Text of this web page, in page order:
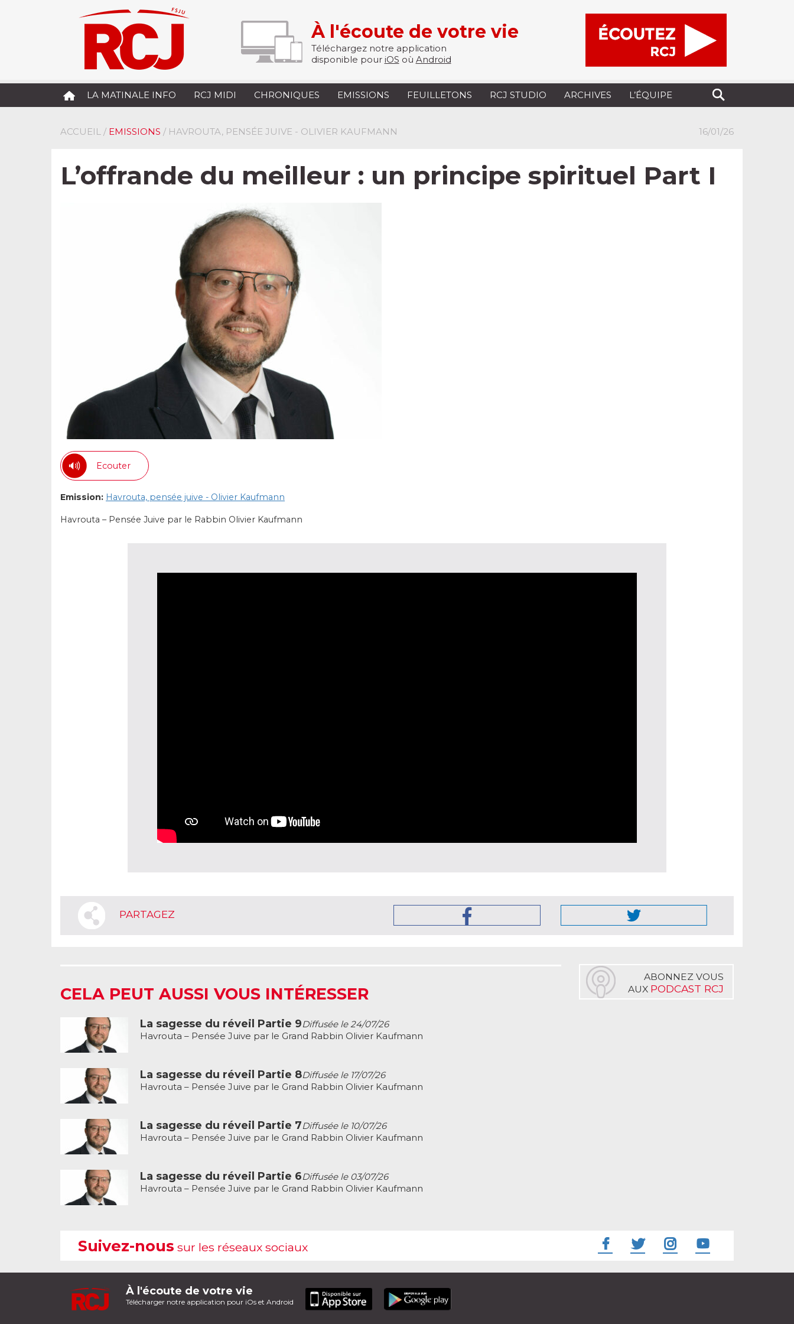
À l'écoute de votre vie
Téléchargez notre application
disponible pour iOS où Android
LA MATINALE INFO RCJ MIDI CHRONIQUES EMISSIONS FEUILLETONS RCJ STUDIO ARCHIVES L’ÉQUIPE
ACCUEIL / EMISSIONS / HAVROUTA, PENSÉE JUIVE - OLIVIER KAUFMANN 16/01/26
L’offrande du meilleur : un principe spirituel Part I
Ecouter
Emission: Havrouta, pensée juive - Olivier Kaufmann
Havrouta – Pensée Juive par le Rabbin Olivier Kaufmann
PARTAGEZ
CELA PEUT AUSSI VOUS INTÉRESSER
La sagesse du réveil Partie 9Diffusée le 24/07/26
Havrouta – Pensée Juive par le Grand Rabbin Olivier Kaufmann
La sagesse du réveil Partie 8Diffusée le 17/07/26
Havrouta – Pensée Juive par le Grand Rabbin Olivier Kaufmann
La sagesse du réveil Partie 7Diffusée le 10/07/26
Havrouta – Pensée Juive par le Grand Rabbin Olivier Kaufmann
La sagesse du réveil Partie 6Diffusée le 03/07/26
Havrouta – Pensée Juive par le Grand Rabbin Olivier Kaufmann
ABONNEZ VOUS
AUX PODCAST RCJ
Suivez-nous sur les réseaux sociaux
À l'écoute de votre vie
Télécharger notre application pour iOs et Android